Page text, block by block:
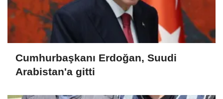
Cumhurbaşkanı Erdoğan, Suudi
Arabistan'a gitti